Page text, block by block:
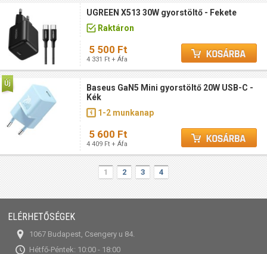
UGREEN X513 30W gyorstöltő - Fekete
Raktáron
5 500 Ft
4 331 Ft + Áfa
Baseus GaN5 Mini gyorstöltő 20W USB-C -
Kék
1-2 munkanap
5 600 Ft
4 409 Ft + Áfa
1 2 3 4
ELÉRHETŐSÉGEK
1067 Budapest, Csengery u 84.
Hétfő-Péntek: 10:00 - 18:00